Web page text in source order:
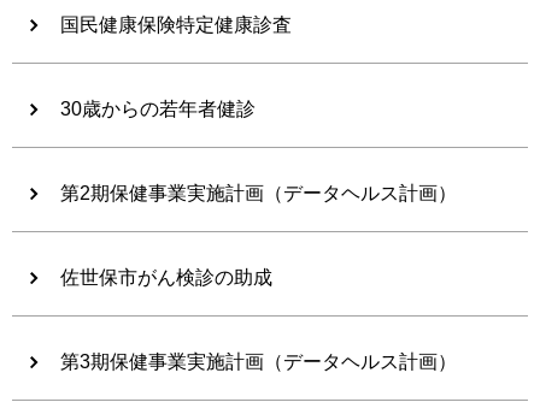
国民健康保険特定健康診査
30歳からの若年者健診
第2期保健事業実施計画（データヘルス計画）
佐世保市がん検診の助成
第3期保健事業実施計画（データヘルス計画）